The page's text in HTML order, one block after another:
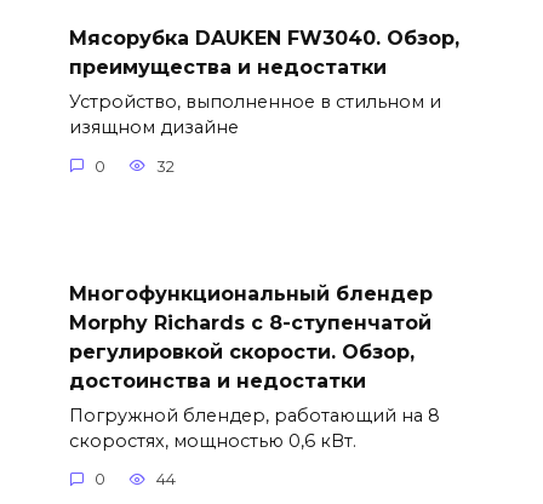
Мясорубка DAUKEN FW3040. Обзор,
преимущества и недостатки
Устройство, выполненное в стильном и
изящном дизайне
0 32
Многофункциональный блендер
Morphy Richards с 8-ступенчатой
регулировкой скорости. Обзор,
достоинства и недостатки
Погружной блендер, работающий на 8
скоростях, мощностью 0,6 кВт.
0 44